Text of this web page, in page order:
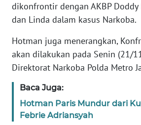
dikonfrontir dengan AKBP Doddy
dan Linda dalam kasus Narkoba.
Hotman juga menerangkan,
akan dilakukan pada Senin (21/
Direktorat Narkoba Polda Metro
Baca Juga:
Hotman Paris Mundur dari
Febrie Adriansyah
EDITORIAL
INDEKS
BERITA
KONTAK
KAMI